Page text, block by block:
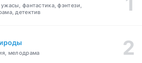
фантастика, фэнтези,
детектив
мелодрама